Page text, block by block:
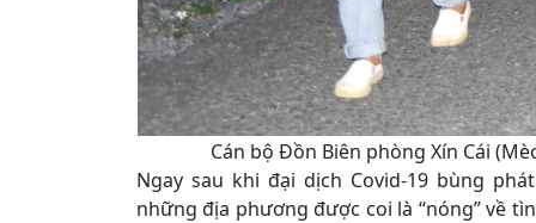
Cán bộ Đồn Biên phòng Xín Cái
Ngay sau khi đại dịch Covid-19 bùng
những địa phương được coi là “nóng” về